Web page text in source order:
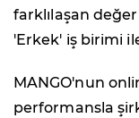
farklılaşan
'Erkek' iş birimi
MANGO'nun
performansla